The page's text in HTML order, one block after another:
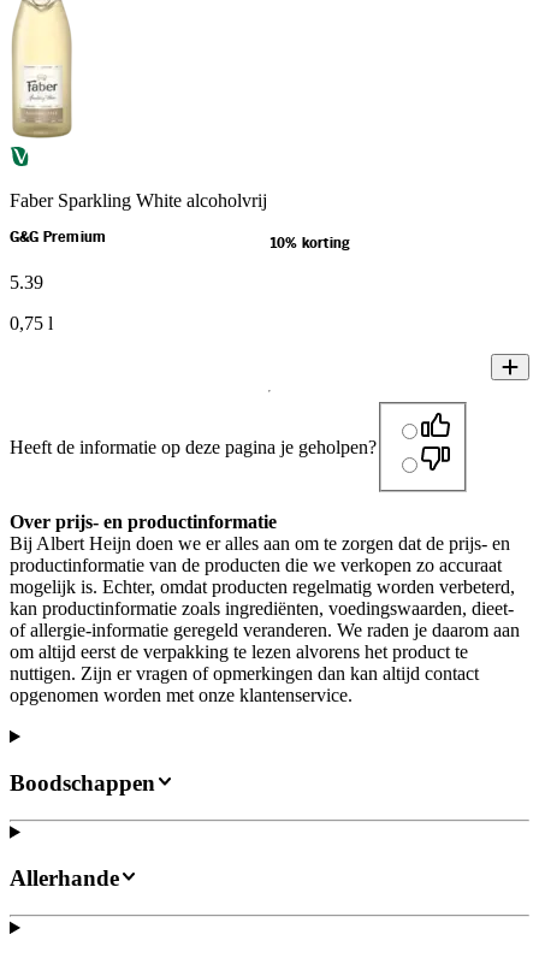
Faber Sparkling White alcoholvrij
G&G Premium 10% korting
5.39
0,75 l
Heeft de informatie op deze pagina je geholpen?
Over prijs- en productinformatie
Bij Albert Heijn doen we er alles aan om te zorgen dat de prijs- en
productinformatie van de producten die we verkopen zo accuraat
mogelijk is. Echter, omdat producten regelmatig worden verbeterd,
kan productinformatie zoals ingrediënten, voedingswaarden, dieet-
of allergie-informatie geregeld veranderen. We raden je daarom aan
om altijd eerst de verpakking te lezen alvorens het product te
nuttigen. Zijn er vragen of opmerkingen dan kan altijd contact
opgenomen worden met onze klantenservice.
Boodschappen
Allerhande